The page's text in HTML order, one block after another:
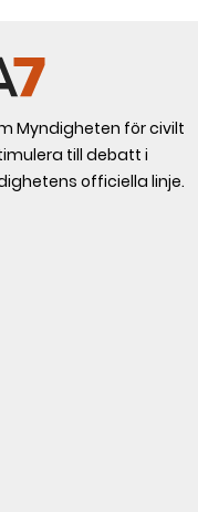
Myndigheten för civilt
till debatt i
officiella linje.